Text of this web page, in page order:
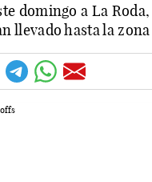
domingo a La
llevado hasta la